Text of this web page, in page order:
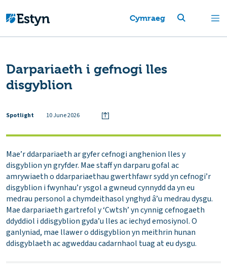
Cymraeg
Darpariaeth i gefnogi lles
disgyblion
Spotlight 10 June 2026
Mae’r ddarpariaeth ar gyfer cefnogi anghenion lles y
disgyblion yn gryfder. Mae staff yn darparu gofal ac
amrywiaeth o ddarpariaethau gwerthfawr sydd yn cefnogi’r
disgyblion i fwynhau’r ysgol a gwneud cynnydd da yn eu
medrau personol a chymdeithasol ynghyd â’u medrau dysgu.
Mae darpariaeth gartrefol y ‘Cwtsh’ yn cynnig cefnogaeth
ddyddiol i ddisgyblion gyda’u lles ac iechyd emosiynol. O
ganlyniad, mae llawer o ddisgyblion yn meithrin hunan
ddisgyblaeth ac agweddau cadarnhaol tuag at eu dysgu.